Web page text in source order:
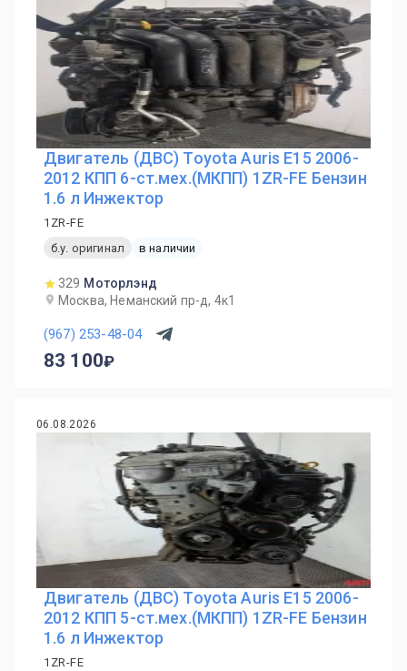
Двигатель (ДВС) Toyota Auris E15 2006-
2012 КПП 6-ст.мех.(МКПП) 1ZR-FE Бензин
1.6 л Инжектор
1ZR-FE
б.у. оригинал
в наличии
329 Моторлэнд
Москва, Неманский пр-д, 4к1
(967) 253-48-04
83 100
06.08.2026
Двигатель (ДВС) Toyota Auris E15 2006-
2012 КПП 5-ст.мех.(МКПП) 1ZR-FE Бензин
1.6 л Инжектор
1ZR-FE